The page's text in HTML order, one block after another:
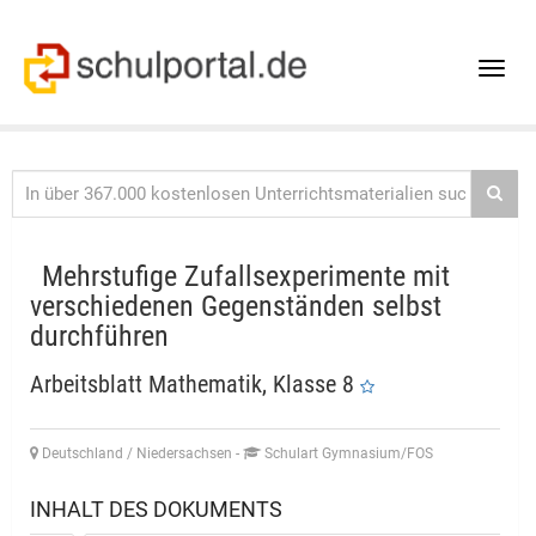
Toggle
Mehrstufige Zufallsexperimente mit
verschiedenen Gegenständen selbst
durchführen
Arbeitsblatt Mathematik, Klasse 8
Deutschland / Niedersachsen - Schulart Gymnasium/FOS
INHALT DES DOKUMENTS